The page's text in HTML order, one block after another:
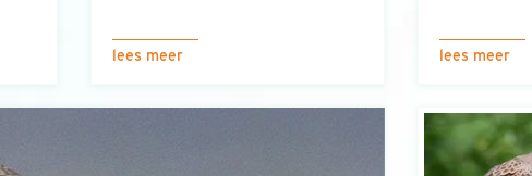
lees meer lees meer